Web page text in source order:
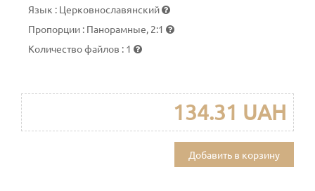
Язык : Церковнославянский
Пропорции : Панорамные, 2:1
Количество файлов : 1
134.31 UAH
Добавить в корзину